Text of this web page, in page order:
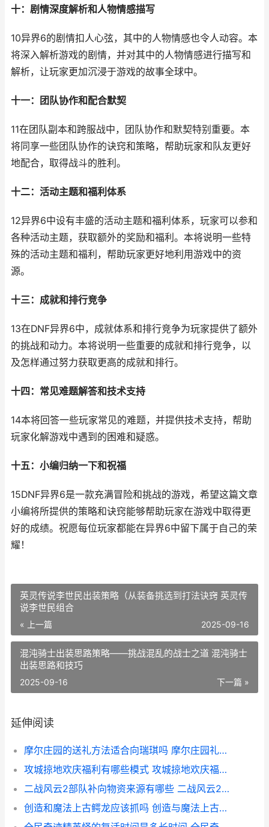
十：剧情深度解析和人物情感描写
10异界6的剧情扣人心弦，其中的人物情感也令人动容。本
将深入解析游戏的剧情，并对其中的人物情感进行描写和
解析，让玩家更加沉浸于游戏的故事全球中。
十一：团队协作和配合默契
11在团队副本和跨服战中，团队协作和默契特别重要。本
将同享一些团队协作的诀窍和策略，帮助玩家和队友更好
地配合，取得战斗的胜利。
十二：活动主题和福利体系
12异界6中设有丰盛的活动主题和福利体系，玩家可以参和
各种活动主题，获取额外的奖励和福利。本将说明一些特
殊的活动主题和福利，帮助玩家更好地利用游戏中的资
源。
十三：成就和排行竞争
13在DNF异界6中，成就体系和排行竞争为玩家提供了额外
的挑战和动力。本将说明一些重要的成就和排行竞争，以
及怎样通过努力获取更高的成就和排行。
十四：常见难题解答和技术支持
14本将回答一些玩家常见的难题，并提供技术支持，帮助
玩家化解游戏中遇到的困难和疑惑。
十五：小编归纳一下和祝福
15DNF异界6是一款充满冒险和挑战的游戏，希望这篇文章
小编将所提供的策略和诀窍能够帮助玩家在游戏中取得更
好的成绩。祝愿每位玩家都能在异界6中留下属于自己的荣
耀！
英灵传说李世民出装策略（从装备挑选到打法诀窍 英灵传
说李世民组合
« 上一篇 2025-09-16
混沌骑士出装思路策略——挑战混乱的战士之道 混沌骑士
出装思路和技巧
下一篇 »
2025-09-16
延伸阅读
摩尔庄园的送礼方法适合向瑞琪吗 摩尔庄园礼物送给谁
攻城掠地欢庆福利有哪些模式 攻城掠地欢庆福礼拿水镜注解
二战风云2部队补向物资来源有哪些 二战风云2部队上限最高是多少
创造和魔法上古鳄龙应该抓吗 创造与魔法上古恶龙在哪?上古恶龙位置饲料介绍